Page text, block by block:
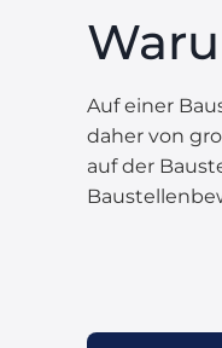
Auf einer
daher von
auf der